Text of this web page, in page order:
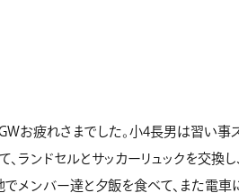
お疲れさまでした。小4長男は習い事
ランドセルとサッカーリュックを交換
メンバー達と夕飯を食べて、また電車